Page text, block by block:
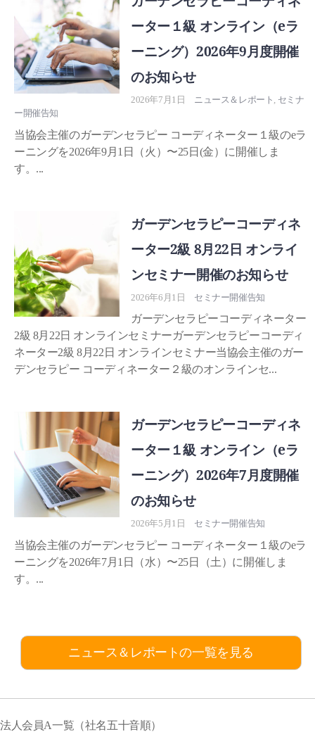
ーター１級 オンライン（eラ
ーニング）2026年9月度開催
のお知らせ
2026年7月1日 ニュース＆レポート , セミナ
ー開催告知
当協会主催のガーデンセラピー コーディネーター１級のeラ
ーニングを2026年9月1日（火）〜25日(金）に開催しま
す。...
ガーデンセラピーコーディネ
ーター2級 8月22日 オンライ
ンセミナー開催のお知らせ
2026年6月1日 セミナー開催告知
ガーデンセラピーコーディネーター
2級 8月22日 オンラインセミナーガーデンセラピーコーディ
ネーター2級 8月22日 オンラインセミナー当協会主催のガー
デンセラピー コーディネーター２級のオンラインセ...
ガーデンセラピーコーディネ
ーター１級 オンライン（eラ
ーニング）2026年7月度開催
のお知らせ
2026年5月1日 セミナー開催告知
当協会主催のガーデンセラピー コーディネーター１級のeラ
ーニングを2026年7月1日（水）〜25日（土）に開催しま
す。...
ニュース＆レポートの一覧を見る
法人会員A一覧（社名五十音順）